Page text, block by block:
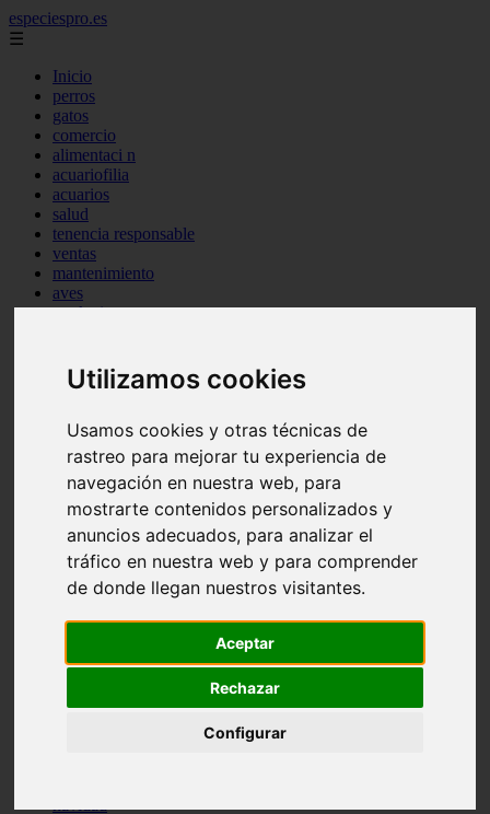
Utilizamos cookies
Usamos cookies y otras técnicas de
rastreo para mejorar tu experiencia de
navegación en nuestra web, para
mostrarte contenidos personalizados y
anuncios adecuados, para analizar el
tráfico en nuestra web y para comprender
de donde llegan nuestros visitantes.
Aceptar
Rechazar
Configurar
especiespro.es
☰
Inicio
perros
gatos
comercio
alimentaci n
acuariofilia
acuarios
salud
tenencia responsable
ventas
mantenimiento
aves
marketing
verano
legislaci n
accesorios
peluquer a canina
complementos
consejos
comportamiento
protagonistas
reptiles
abandono
adopci n
higiene
acuario
comercios